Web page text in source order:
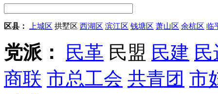
区县： 上城区 拱墅区 西湖区 滨江区 钱塘区 萧山区 余杭区 临
党派： 民革 民盟 民建
商联 市总工会 共青团 市